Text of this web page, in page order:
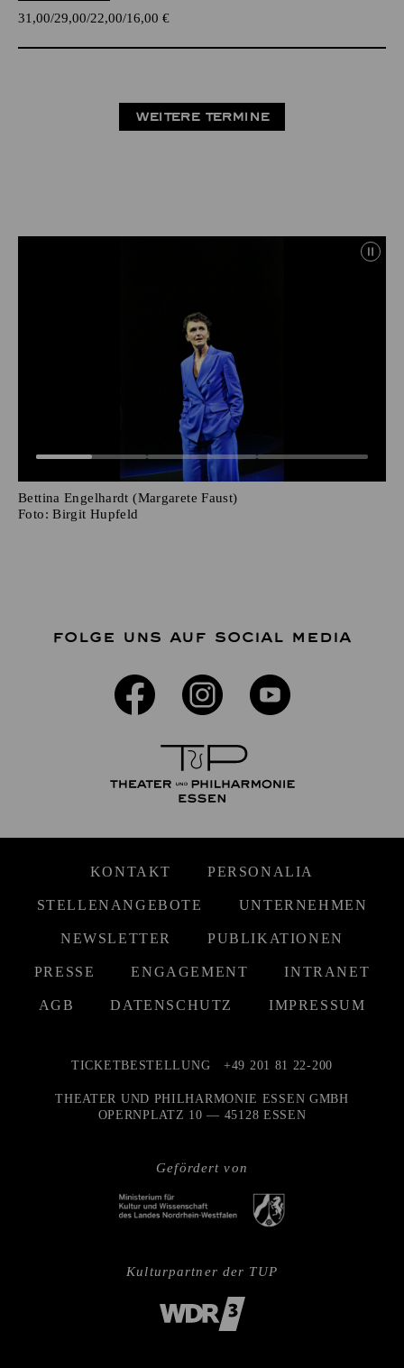
31,00 29,00 22,00 16,00 €
WEITERE TERMINE
Bettina Engelhardt (Margarete Faust)
Foto: Birgit Hupfeld
FOLGE UNS AUF SOCIAL MEDIA
KONTAKT PERSONALIA
STELLENANGEBOTE UNTERNEHMEN
NEWSLETTER PUBLIKATIONEN
PRESSE ENGAGEMENT INTRANET
AGB DATENSCHUTZ IMPRESSUM
Gefördert von
TICKETBESTELLUNG +49 201 81 22-200
THEATER UND PHILHARMONIE ESSEN GMBH
OPERNPLATZ 10 — 45128 ESSEN
Kulturpartner der TUP